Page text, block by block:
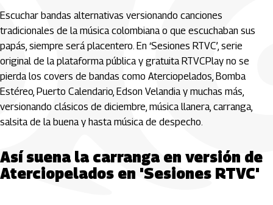
Escuchar bandas alternativas versionando canciones
tradicionales de la música colombiana o que escuchaban sus
papás, siempre será placentero. En ‘Sesiones RTVC’, serie
original de la plataforma pública y gratuita RTVCPlay no se
pierda los covers de bandas como Aterciopelados, Bomba
Estéreo, Puerto Calendario, Edson Velandia y muchas más,
versionando clásicos de diciembre, música llanera, carranga,
salsita de la buena y hasta música de despecho.
Así suena la carranga en versión de
Aterciopelados en 'Sesiones RTVC'